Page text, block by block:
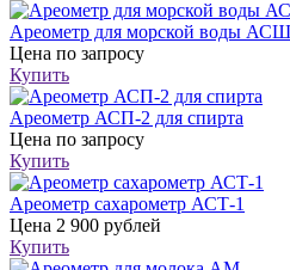
Ареометр для морской воды
Цена по запросу
Купить
Ареометр АСП-2 для спирта
Цена по запросу
Купить
Ареометр сахарометр АСТ-1
Цена 2 900 рублей
Купить